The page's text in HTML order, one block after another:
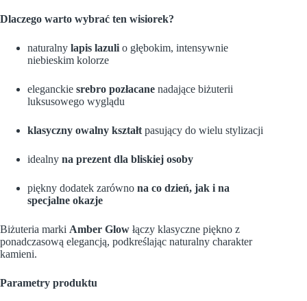
Dlaczego warto wybrać ten wisiorek?
naturalny lapis lazuli o głębokim, intensywnie
niebieskim kolorze
eleganckie srebro pozłacane nadające biżuterii
luksusowego wyglądu
klasyczny owalny kształt pasujący do wielu stylizacji
idealny na prezent dla bliskiej osoby
piękny dodatek zarówno na co dzień, jak i na
specjalne okazje
Biżuteria marki Amber Glow łączy klasyczne piękno z
ponadczasową elegancją, podkreślając naturalny charakter
kamieni.
Parametry produktu